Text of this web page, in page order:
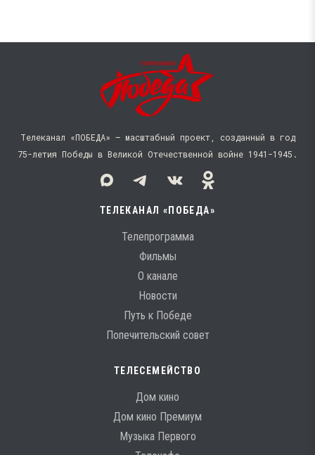
Телеканал «ПОБЕДА» — масштабный проект, созданный в год
75-летия Победы в Великой Отечественной войне 1941−1945.
ТЕЛЕКАНАЛ «ПОБЕДА»
Телепрограмма
Фильмы
О канале
Новости
Путь к Победе
Попечительский совет
ТЕЛЕСЕМЕЙСТВО
Дом кино
Дом кино Премиум
Музыка Первого